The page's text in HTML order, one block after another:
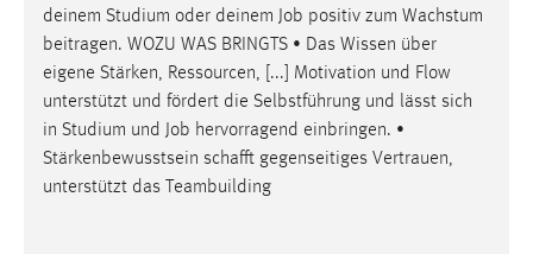
deinem Studium oder deinem Job positiv zum Wachstum
beitragen. WOZU WAS BRINGTS • Das Wissen über
eigene Stärken, Ressourcen, [...] Motivation und Flow
unterstützt und fördert die Selbstführung und lässt sich
in Studium und Job hervorragend einbringen. •
Stärkenbewusstsein schafft gegenseitiges Vertrauen,
unterstützt das Teambuilding
MARKETING
Marketing Cookies werden von Drittanbietern
verwendet, um personalisierte Werbung anzuzeigen.
Sie tun dies, indem sie Besucher über Websites
hinweg verfolgen.